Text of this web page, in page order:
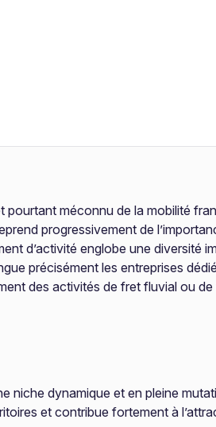
méconnu de la mobilité
progressivement de
d’activité englobe une diversité
précisément les entreprises
des activités de fret fluvial ou
dynamique et en pleine
et contribue fortement à